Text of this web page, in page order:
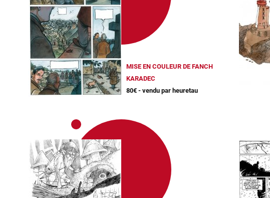
MISE EN COULEUR DE FANCH
KARADEC
80€ - vendu par heuretau